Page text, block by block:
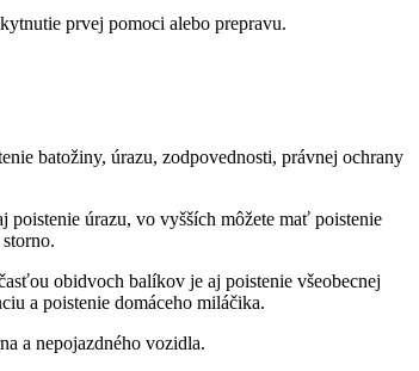
prvej pomoci alebo prepravu.
batožiny, úrazu, zodpovednosti, právnej ochrany
úrazu, vo vyšších môžete mať poistenie
obidvoch balíkov je aj poistenie všeobecnej
a poistenie domáceho miláčika.
a nepojazdného vozidla.